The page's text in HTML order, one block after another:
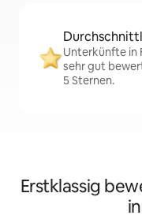
Unterkünfte in
sehr gut
5 Sternen.
Erstklassig